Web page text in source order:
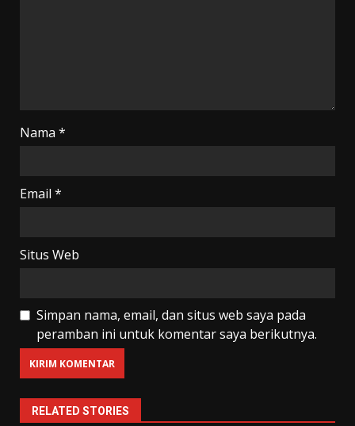
Nama *
Email *
Situs Web
Simpan nama, email, dan situs web saya pada
peramban ini untuk komentar saya berikutnya.
RELATED STORIES